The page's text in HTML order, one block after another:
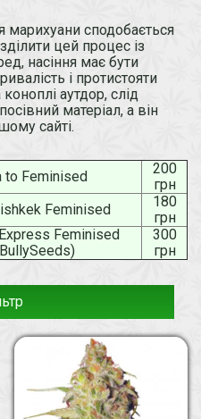
сподобається
цей процес із
насіння має бути
і протистояти
аутдор, слід
матеріал, а він
сайті.
to Feminised
200
грн
Feminised
180
грн
Feminised
300
грн